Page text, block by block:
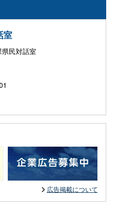
室
民対話室
広告掲載について